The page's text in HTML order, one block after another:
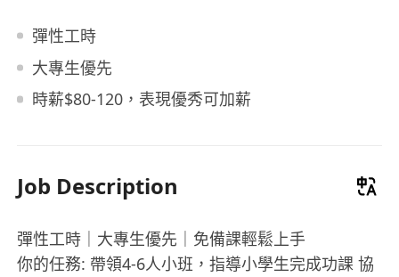
彈性工時
大專生優先
時薪$80-120，表現優秀可加薪
Job Description
彈性工時｜大專生優先｜免備課輕鬆上手
你的任務: 帶領4-6人小班，指導小學生完成功課 協